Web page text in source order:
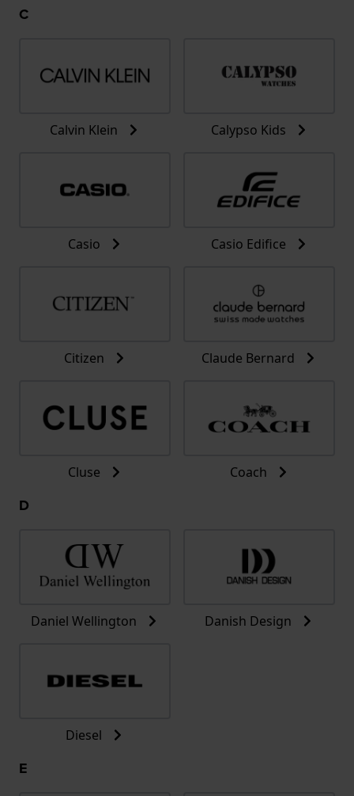
C
Calvin Klein Calypso Kids
Casio Casio Edifice
Citizen Claude Bernard
Cluse Coach
D
Daniel Wellington Danish Design
Diesel
E